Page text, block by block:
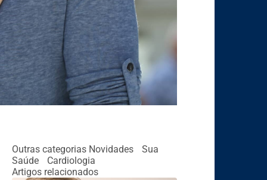
Outras categorias Novidades
Sua
Saúde
Cardiologia
Artigos relacionados